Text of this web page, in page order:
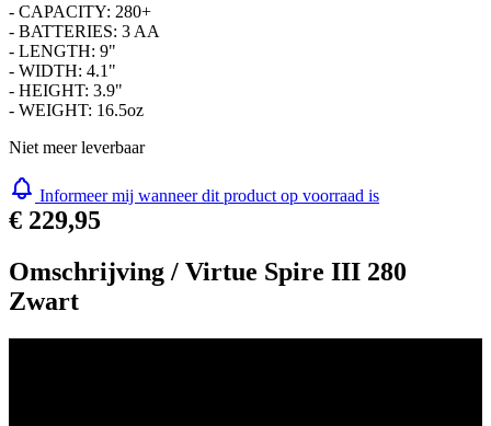
- CAPACITY: 280+
- BATTERIES: 3 AA
- LENGTH: 9"
- WIDTH: 4.1"
- HEIGHT: 3.9"
- WEIGHT: 16.5oz
Niet meer leverbaar
Informeer mij wanneer dit product op voorraad is
€ 229,95
Omschrijving / Virtue Spire III 280
Zwart